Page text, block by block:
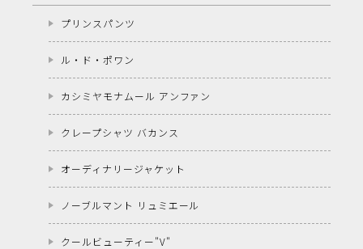
プリンスパンツ
ル・ド・ポワン
カシミヤモナムール アンファン
クレープシャツ バカンス
オーディナリージャケット
ノーブルマント リュミエール
クールビューティー"V"